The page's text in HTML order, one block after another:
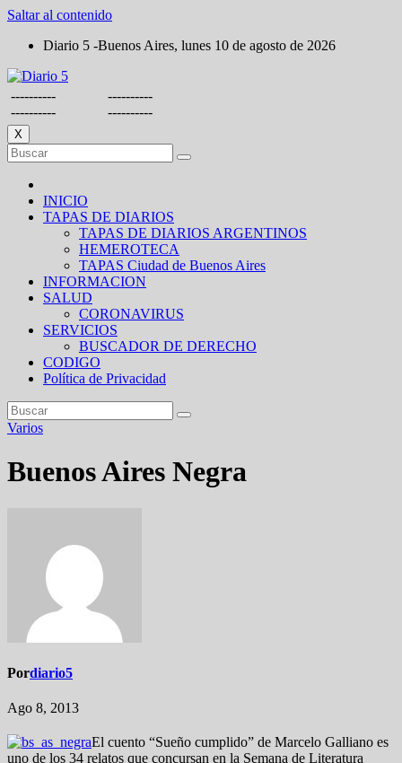
Saltar al contenido
Diario 5 -Buenos Aires, lunes 10 de agosto de 2026
----------
----------
----------
----------
X
INICIO
TAPAS DE DIARIOS
TAPAS DE DIARIOS ARGENTINOS
HEMEROTECA
TAPAS Ciudad de Buenos Aires
INFORMACION
SALUD
CORONAVIRUS
SERVICIOS
BUSCADOR DE DERECHO
CODIGO
Política de Privacidad
Varios
Buenos Aires Negra
Pordiario5
Ago 8, 2013
El cuento “Sueño cumplido” de Marcelo Galliano es
uno de los 34 relatos que concursan en la Semana de Literatura